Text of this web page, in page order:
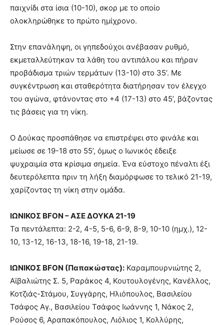
παιχνίδι στα ίσια (10-10), σκορ με το οποίο
ολοκληρώθηκε το πρώτο ημίχρονο.
Στην επανάληψη, οι γηπεδούχοι ανέβασαν ρυθμό,
εκμεταλλεύτηκαν τα λάθη του αντιπάλου και πήραν
προβάδισμα τριών τερμάτων (13-10) στο 35’. Με
συγκέντρωση και σταθερότητα διατήρησαν τον έλεγχο
του αγώνα, φτάνοντας στο +4 (17-13) στο 45’, βάζοντας
τις βάσεις για τη νίκη.
Ο Δούκας προσπάθησε να επιστρέψει στο φινάλε και
μείωσε σε 19-18 στο 55’, όμως ο Ιωνικός έδειξε
ψυχραιμία στα κρίσιμα σημεία. Ένα εύστοχο πέναλτι έξι
δευτερόλεπτα πριν τη λήξη διαμόρφωσε το τελικό 21-19,
χαρίζοντας τη νίκη στην ομάδα.
ΙΩΝΙΚΟΣ BFON – ΑΣΕ ΔΟΥΚΑ 21-19
Τα πεντάλεπτα: 2-2, 4-5, 5-6, 6-9, 8-9, 10-10 (ημχ.), 12-
10, 13-12, 16-13, 18-16, 19-18, 21-19.
ΙΩΝΙΚΟΣ BFON (Παπακώστας): Καραμπουρνιώτης 2,
Αϊβαλιώτης Σ. 5, Ραράκος 4, Κουτουλογένης, Κανέλλος,
Κοτζιάς-Στάμου, Συγγάρης, Ηλιόπουλος, Βασιλείου
Τσάφος Αγ., Βασιλείου Τσάφος Ιωάννης 1, Νάκος 2,
Ρούσος 6, Αραπακόπουλος, Λιόλιος 1, Κολλύρης,